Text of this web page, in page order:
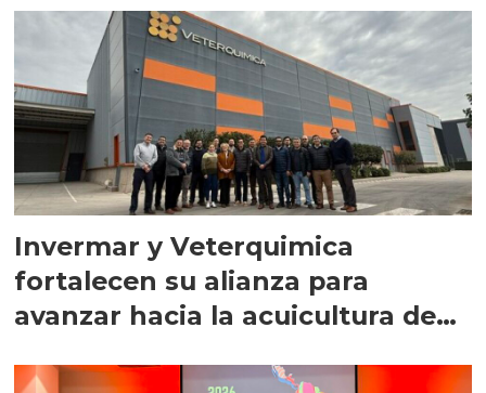
Invermar y Veterquimica
fortalecen su alianza para
avanzar hacia la acuicultura de